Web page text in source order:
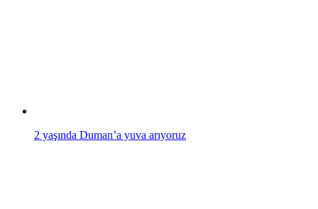
2 yaşında Duman’a yuva arıyoruz